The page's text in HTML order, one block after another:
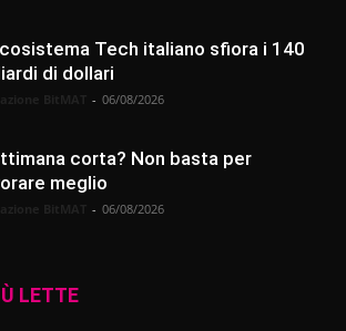
Tech italiano sfiora i 140
di dollari
- 06/08/2026
corta? Non basta per
meglio
- 06/08/2026
LETTE